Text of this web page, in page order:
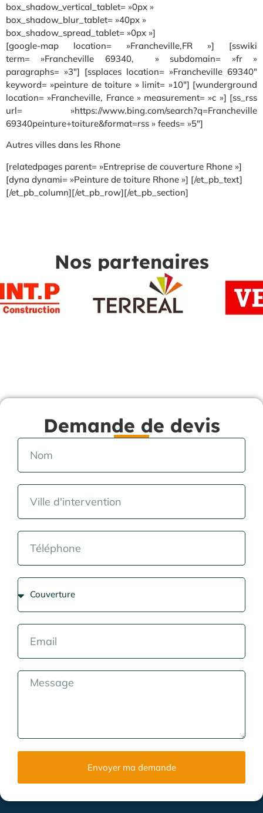
box_shadow_vertical_tablet= »0px »
box_shadow_blur_tablet= »40px »
box_shadow_spread_tablet= »0px »]
[google-map location= »Francheville,FR »] [sswiki
term= »Francheville 69340, » subdomain= »fr »
paragraphs= »3″] [ssplaces location= »Francheville 69340″
keyword= »peinture de toiture » limit= »10″] [wunderground
location= »Francheville, France » measurement= »c »] [ss_rss
url= »https://www.bing.com/search?q=Francheville
69340peinture+toiture&format=rss » feeds= »5″]
Autres villes dans les Rhone
[relatedpages parent= »Entreprise de couverture Rhone »]
[dyna dynami= »Peinture de toiture Rhone »] [/et_pb_text]
[/et_pb_column][/et_pb_row][/et_pb_section]
Nos partenaires
Demande de devis
Envoyer ma demande